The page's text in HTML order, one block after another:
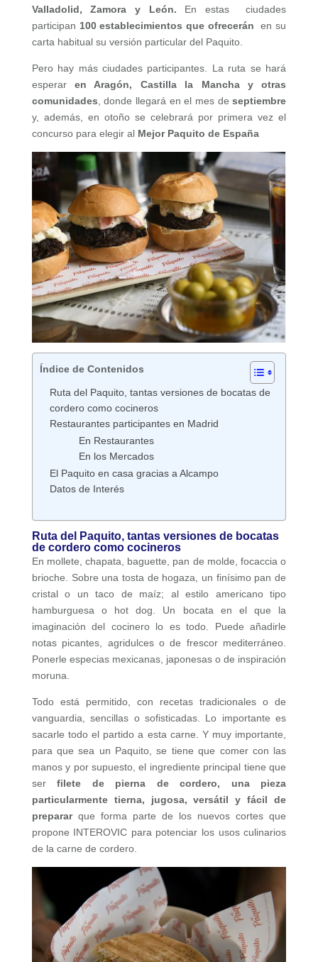
Valladolid, Zamora y León. En estas ciudades
participan 100 establecimientos que ofrecerán
en su
carta habitual su versión particular del Paquito.
Pero hay más ciudades participantes. La ruta se hará
esperaren Aragón, Castilla la Mancha y otras
comunidades , donde llegará en el mes deseptiembre
y, además, en otoño se celebrará por primera vez el
concurso para elegir al Mejor Paquito de España
Índice de Contenidos
Ruta del Paquito, tantas versiones de bocatas de
cordero como cocineros
Restaurantes participantes en Madrid
En Restaurantes
En los Mercados
El Paquito en casa gracias a Alcampo
Datos de Interés
Ruta del Paquito, tantas versiones de bocatas
de cordero como cocineros
En mollete, chapata, baguette, pan de molde, focaccia o
brioche. Sobre una tosta de hogaza, un finísimo pan de
cristal o un taco de maíz; al estilo americano tipo
hamburguesa o hot dog. Un bocata en el que la
imaginación del cocinero lo es todo. Puede añadirle
notas picantes, agridulces o de frescor mediterráneo.
Ponerle especias mexicanas, japonesas o de inspiración
moruna.
Todo está permitido, con recetas tradicionales o de
vanguardia, sencillas o sofisticadas. Lo importante es
sacarle todo el partido a esta carne. Y muy importante,
para que sea un Paquito, se tiene que comer con las
manos y por supuesto, el ingrediente principal tiene que
serfilete de pierna de cordero, una pieza
particularmente tierna, jugosa, versátil y fácil de
prepararque forma parte de los nuevos cortes que
propone INTEROVIC para potenciar los usos culinarios
de la carne de cordero.